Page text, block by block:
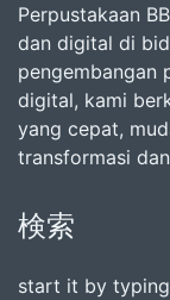
Perpustakaan
dan digital di
pengembangan
digital, kami
yang cepat,
transformasi
検索
start it by